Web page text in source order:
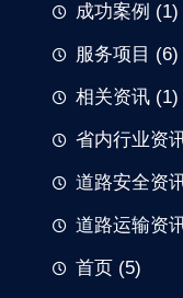
成功案例 (1)
服务项目 (6)
相关资讯 (1)
省内行业资
道路安全资
道路运输资
首页 (5)